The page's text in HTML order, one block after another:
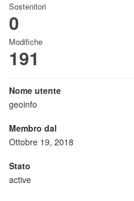
Sostenitori
0
Modifiche
191
Nome utente
geoinfo
Membro dal
Ottobre 19, 2018
Stato
active